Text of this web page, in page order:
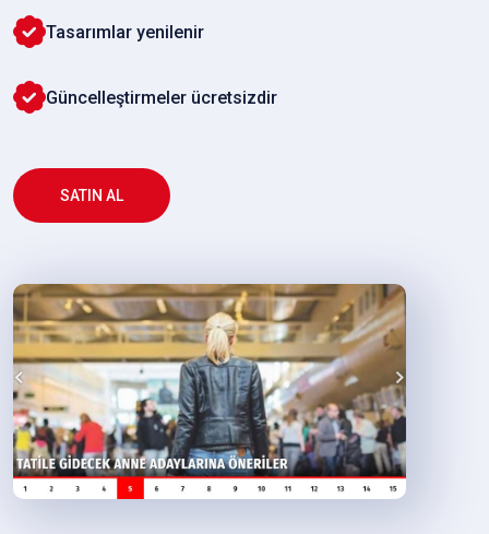
Tasarımlar yenilenir
Güncelleştirmeler ücretsizdir
SATIN AL